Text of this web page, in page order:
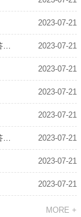
2023-07-21
•国家开放大学(电大)《水法规与行政执法》形考作业答案4 2023-07-21
2023-07-21
2023-07-21
2023-07-21
•国家开放大学(电大)《小学语文教学研究》形考作业答案1 2023-07-21
2023-07-21
2023-07-21
MORE +